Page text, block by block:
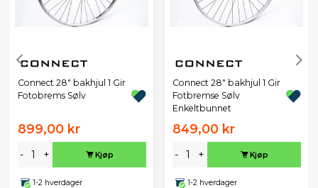
Connect 28" bakhjul 1 Gir
Fotobrems Sølv
899,00 kr
- + Kjøp
1-2 hverdager
Connect 28" bakhjul 1 Gir
Fotbremse Sølv
Enkeltbunnet
849,00 kr
- + Kjøp
1-2 hverdager